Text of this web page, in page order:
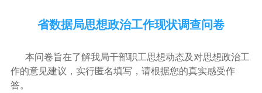
省数据局思想政治工作现状调查问卷
本问卷旨在了解我局干部职工思想动态及对思想政治工
作的意见建议，实行匿名填写，请根据您的真实感受作
答。